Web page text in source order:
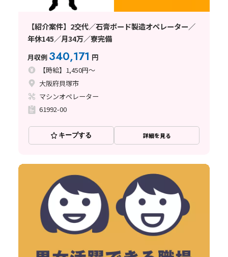
【紹介案件】2交代／石膏ボード製造オペレーター／
年休145／月34万／寮完備
月収例 340,171 円
【時給】1,450円～
大阪府貝塚市
マシンオペレーター
61992-00
キープする 詳細を見る